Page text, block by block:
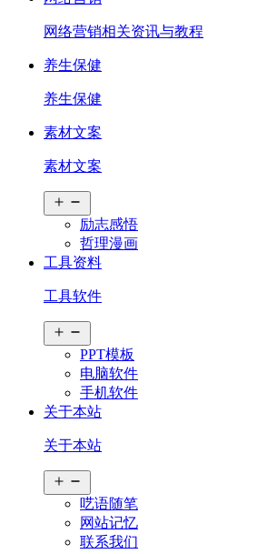
网络营销相关资讯与教程
养生保健
养生保健
素材文案
素材文案
开
菜
单
励志感悟
哲理漫画
工具资料
工具软件
开
菜
单
PPT模板
电脑软件
手机软件
关于本站
关于本站
开
菜
单
呓语随笔
网站记忆
联系我们